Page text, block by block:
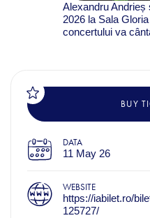
Alexandru Andrieș
2026 la Sala
concertului va
BUY
DATA
11 May 26
WEBSITE
https://iabilet.ro/
125727/